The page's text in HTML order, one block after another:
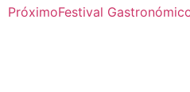
PróximoFestival